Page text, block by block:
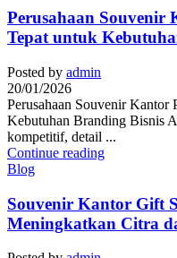
Perusahaan Souvenir
Tepat untuk
Posted by admin
20/01/2026
Perusahaan Souvenir Kantor
Kebutuhan Branding Bisnis
kompetitif, detail ...
Continue reading
Blog
Souvenir Kantor Gift
Meningkatkan Citra